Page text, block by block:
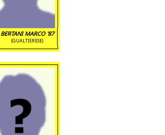
BERTANI MARCO '87
(GUALTIERESE)